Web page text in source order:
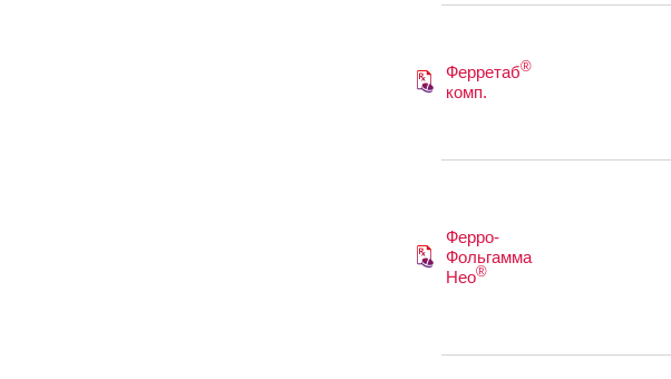
Ферретаб®
комп.
Ферро-
Фольгамма
Нео®